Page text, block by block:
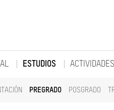
ESTUDIOS
PREGRADO POSGRADO
ACTIVIDADES